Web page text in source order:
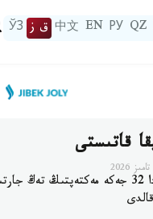
QZ
РУ
EN
中文 ق ز ЎЗ
قاتىستى
قىزىلوردادا 32 جەكە مەكتەپتىڭ تەڭ